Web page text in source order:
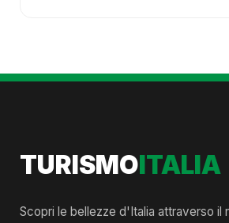
TURISMOITALIA
Scopri le bellezze d'Italia attraverso il